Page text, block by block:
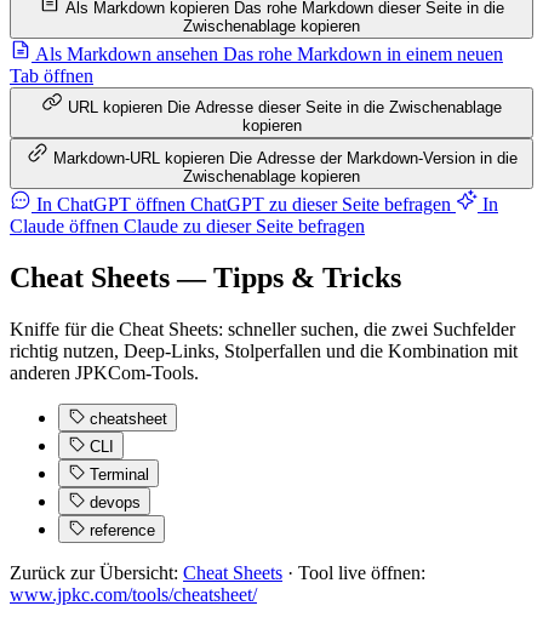
Als Markdown kopieren Das rohe Markdown dieser Seite in die
Zwischenablage kopieren
Als Markdown ansehen Das rohe Markdown in einem neuen
Tab öffnen
URL kopieren Die Adresse dieser Seite in die Zwischenablage
kopieren
Markdown-URL kopieren Die Adresse der Markdown-Version in die
Zwischenablage kopieren
In ChatGPT öffnen ChatGPT zu dieser Seite befragen
In
Claude öffnen Claude zu dieser Seite befragen
Cheat Sheets — Tipps & Tricks
Kniffe für die Cheat Sheets: schneller suchen, die zwei Suchfelder
richtig nutzen, Deep-Links, Stolperfallen und die Kombination mit
anderen JPKCom-Tools.
cheatsheet
CLI
Terminal
devops
reference
Zurück zur Übersicht: Cheat Sheets · Tool live öffnen:
www.jpkc.com/tools/cheatsheet/